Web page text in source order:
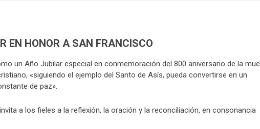
EN HONOR A SAN FRANCISCO
un Año Jubilar especial en conmemoración del 800 aniversario de la
«siguiendo el ejemplo del Santo de Asís, pueda convertirse en un
de paz».
a los fieles a la reflexión, la oración y la reconciliación, en consonancia